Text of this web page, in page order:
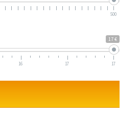
500
17 €
16 17 17